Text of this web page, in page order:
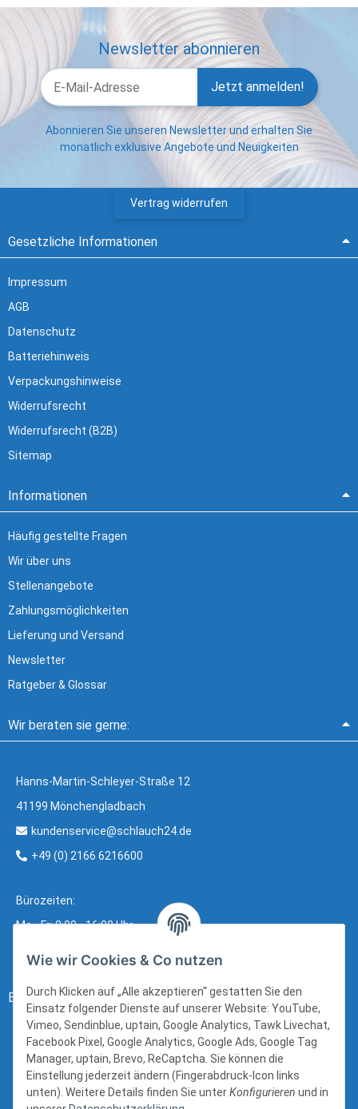
Newsletter abonnieren
Jetzt anmelden!
Abonnieren Sie unseren Newsletter und erhalten Sie
monatlich exklusive Angebote und Neuigkeiten
Vertrag widerrufen
Gesetzliche Informationen
Impressum
AGB
Datenschutz
Batteriehinweis
Verpackungshinweise
Widerrufsrecht
Widerrufsrecht (B2B)
Sitemap
Informationen
Häufig gestellte Fragen
Wir über uns
Stellenangebote
Zahlungsmöglichkeiten
Lieferung und Versand
Newsletter
Ratgeber & Glossar
Wir beraten sie gerne:
Hanns-Martin-Schleyer-Straße 12
41199 Mönchengladbach
kundenservice@schlauch24.de
+49 (0) 2166 6216600
Bürozeiten:
Mo - Fr: 8:00 - 16:00 Uhr
Bezahlung:
Wie wir Cookies & Co nutzen
Durch Klicken auf „Alle akzeptieren“ gestatten Sie den
Einsatz folgender Dienste auf unserer Website: YouTube,
Vimeo, Sendinblue, uptain, Google Analytics, Tawk Livechat,
Facebook Pixel, Google Analytics, Google Ads, Google Tag
Manager, uptain, Brevo, ReCaptcha. Sie können die
Einstellung jederzeit ändern (Fingerabdruck-Icon links
unten). Weitere Details finden Sie unterKonfigurieren und in